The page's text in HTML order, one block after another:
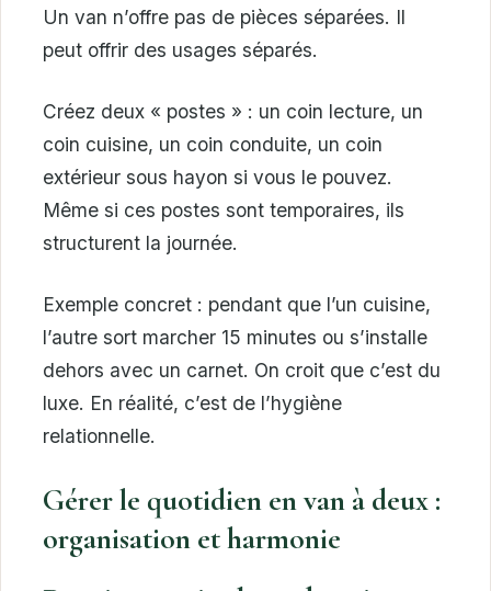
Un van n’offre pas de pièces séparées. Il
peut offrir des usages séparés.
Créez deux « postes » : un coin lecture, un
coin cuisine, un coin conduite, un coin
extérieur sous hayon si vous le pouvez.
Même si ces postes sont temporaires, ils
structurent la journée.
Exemple concret : pendant que l’un cuisine,
l’autre sort marcher 15 minutes ou s’installe
dehors avec un carnet. On croit que c’est du
luxe. En réalité, c’est de l’hygiène
relationnelle.
Gérer le quotidien en van à deux :
organisation et harmonie